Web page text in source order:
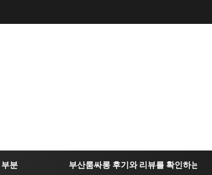
부산룸싸롱 후기와 리뷰를 확인하는 방법